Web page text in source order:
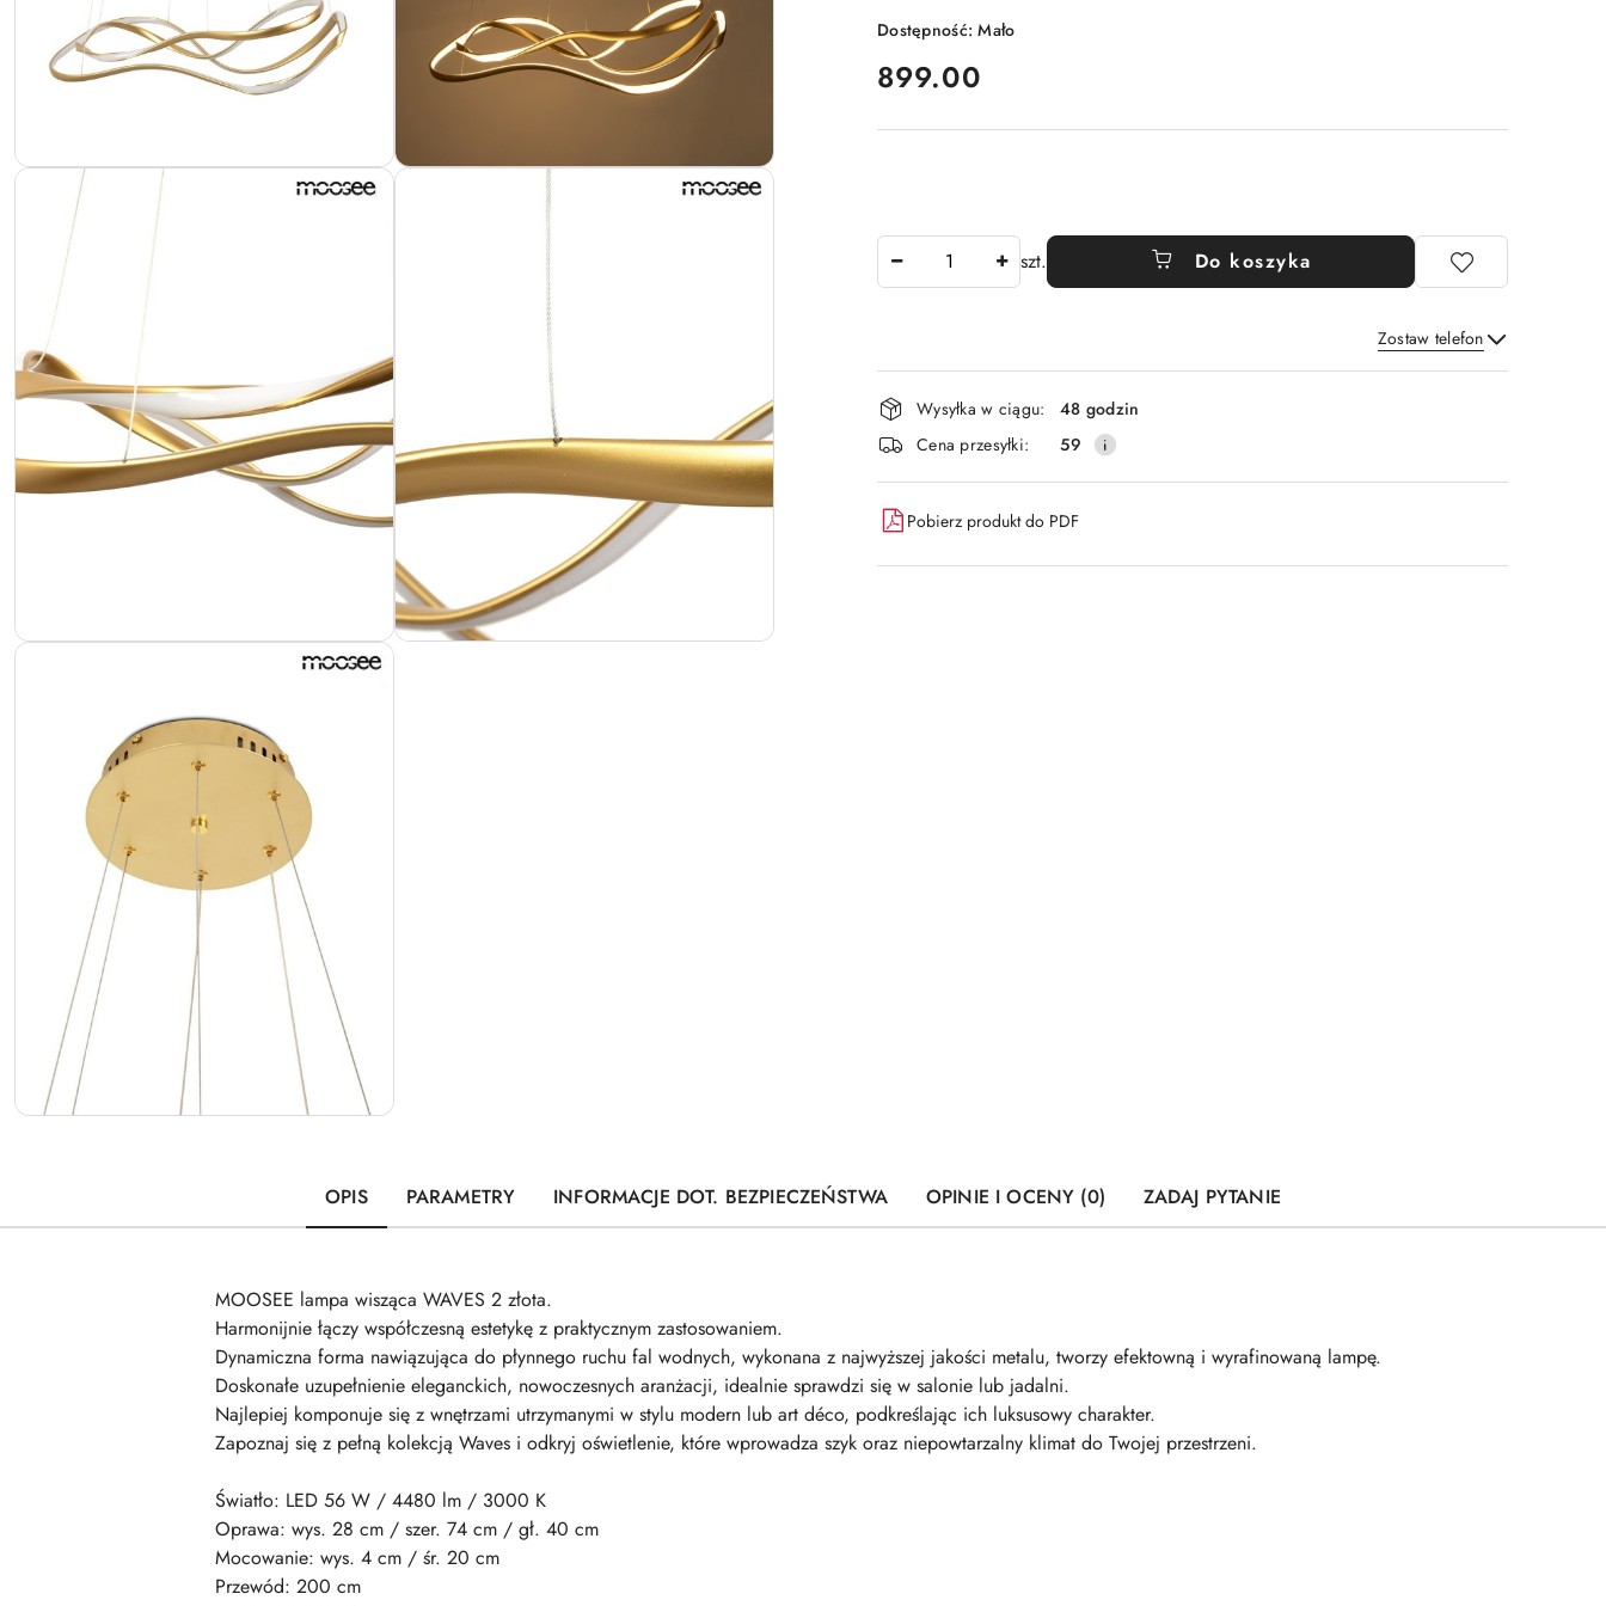
Dostępność:Mało
cena:
899.00
szt. Do koszyka
Zostaw telefon
Wyślij
Dostępność
i
dostawa
Wysyłka w ciągu:
48 godzin
Cena przesyłki:
59
Pobierz produkt do PDF
OPIS PARAMETRY INFORMACJE DOT. BEZPIECZEŃSTWA OPINIE I OCENY (0) ZADAJ PYTANIE
MOOSEE lampa wisząca WAVES 2 złota.
Harmonijnie łączy współczesną estetykę z praktycznym zastosowaniem.
Dynamiczna forma nawiązująca do płynnego ruchu fal wodnych, wykonana z najwyższej jakości metalu, tworzy efektowną i wyrafinowaną lampę.
Doskonałe uzupełnienie eleganckich, nowoczesnych aranżacji, idealnie sprawdzi się w salonie lub jadalni.
Najlepiej komponuje się z wnętrzami utrzymanymi w stylu modern lub art déco, podkreślając ich luksusowy charakter.
Zapoznaj się z pełną kolekcją Waves i odkryj oświetlenie, które wprowadza szyk oraz niepowtarzalny klimat do Twojej przestrzeni.
Światło: LED 56 W / 4480 lm / 3000 K
Oprawa: wys. 28 cm / szer. 74 cm / gł. 40 cm
Mocowanie: wys. 4 cm / śr. 20 cm
Przewód: 200 cm